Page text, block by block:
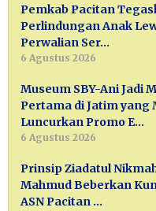
Pemkab Pacitan
Perlindungan Anak
Perwalian Ser…
6 Agustus 2026
Museum SBY-Ani Jadi
Pertama di Jatim yang
Luncurkan Promo E…
6 Agustus 2026
Prinsip Ziadatul
Mahmud Beberkan
ASN Pacitan …